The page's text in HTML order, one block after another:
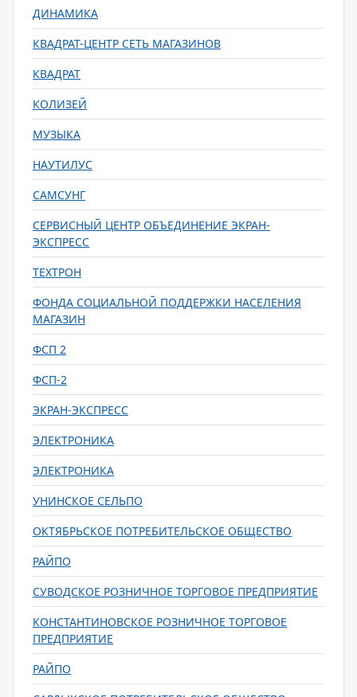
ДИНАМИКА
КВАДРАТ-ЦЕНТР СЕТЬ МАГАЗИНОВ
КВАДРАТ
КОЛИЗЕЙ
МУЗЫКА
НАУТИЛУС
САМСУНГ
СЕРВИСНЫЙ ЦЕНТР ОБЪЕДИНЕНИЕ ЭКРАН-
ЭКСПРЕСС
ТЕХТРОН
ФОНДА СОЦИАЛЬНОЙ ПОДДЕРЖКИ НАСЕЛЕНИЯ
МАГАЗИН
ФСП 2
ФСП-2
ЭКРАН-ЭКСПРЕСС
ЭЛЕКТРОНИКА
ЭЛЕКТРОНИКА
УНИНСКОЕ СЕЛЬПО
ОКТЯБРЬСКОЕ ПОТРЕБИТЕЛЬСКОЕ ОБЩЕСТВО
РАЙПО
СУВОДСКОЕ РОЗНИЧНОЕ ТОРГОВОЕ ПРЕДПРИЯТИЕ
КОНСТАНТИНОВСКОЕ РОЗНИЧНОЕ ТОРГОВОЕ
ПРЕДПРИЯТИЕ
РАЙПО